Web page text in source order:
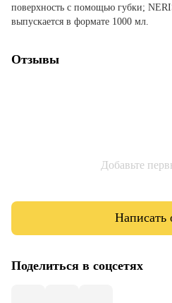
поверхность с помощью губки;
выпускается в формате 1000 мл.
Отзывы
Добавьте
Написать
Поделиться в соцсетях